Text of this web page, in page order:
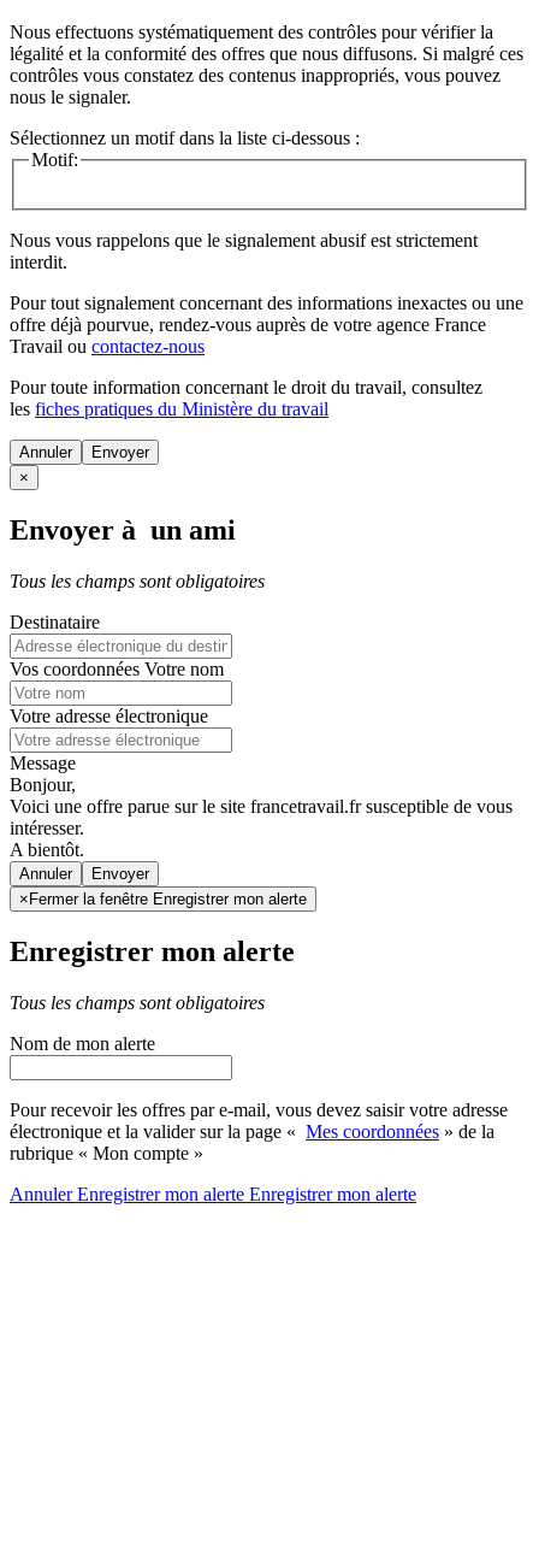
Nous effectuons systématiquement des contrôles pour vérifier la
légalité et la conformité des offres que nous diffusons. Si malgré ces
contrôles vous constatez des contenus inappropriés, vous pouvez
nous le signaler.
Sélectionnez un motif dans la liste ci-dessous :
Motif:
Nous vous rappelons que le signalement abusif est strictement
interdit.
Pour tout signalement concernant des informations inexactes ou une
offre déjà pourvue, rendez-vous auprès de votre agence France
Travail ou contactez-nous
Pour toute information concernant le droit du travail, consultez
les fiches pratiques du Ministère du travail
Annuler
×
Envoyer à un ami
Tous les champs sont obligatoires
Destinataire
Vos coordonnées Votre nom
Votre adresse électronique
Message
Bonjour,
Voici une offre parue sur le site francetravail.fr susceptible de vous
intéresser.
A bientôt.
Annuler
× Fermer la fenêtre Enregistrer mon alerte
Enregistrer mon alerte
Tous les champs sont obligatoires
Nom de mon alerte
Pour recevoir les offres par e-mail, vous devez saisir votre adresse
électronique et la valider sur la page « Mes coordonnées » de la
rubrique « Mon compte »
AnnulerEnregistrer mon alerte Enregistrermon alerte